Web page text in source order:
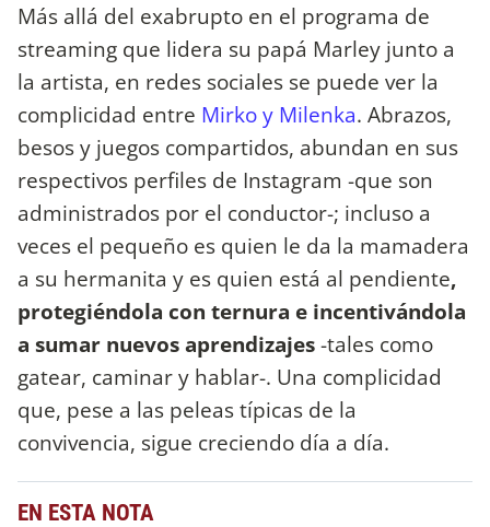
Más allá del exabrupto en el programa de
streaming que lidera su papá Marley junto a
la artista, en redes sociales se puede ver la
complicidad entre Mirko y Milenka. Abrazos,
besos y juegos compartidos, abundan en sus
respectivos perfiles de Instagram -que son
administrados por el conductor-; incluso a
veces el pequeño es quien le da la mamadera
a su hermanita y es quien está al pendiente,
protegiéndola con ternura e incentivándola
a sumar nuevos aprendizajes-tales como
gatear, caminar y hablar-. Una complicidad
que, pese a las peleas típicas de la
convivencia, sigue creciendo día a día.
EN ESTA NOTA